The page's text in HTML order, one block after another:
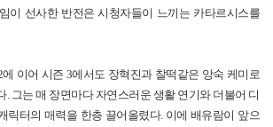
이 선사한 반전은 시청자들이 느끼는 카타르시스를
이어 시즌 3에서도 장혁진과 찰떡같은 앙숙 케미로
. 그는 매 장면마다 자연스러운 생활 연기와 더불어 디
릭터의 매력을 한층 끌어올렸다. 이에 배유람이 앞으